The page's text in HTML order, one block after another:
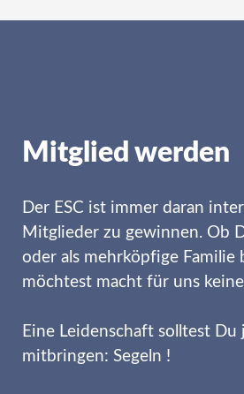
Mitglied werden
Der ESC ist immer daran
Mitglieder zu gewinnen. Ob
oder als mehrköpfige Familie
möchtest macht für uns
Eine Leidenschaft solltest Du
mitbringen: Segeln !